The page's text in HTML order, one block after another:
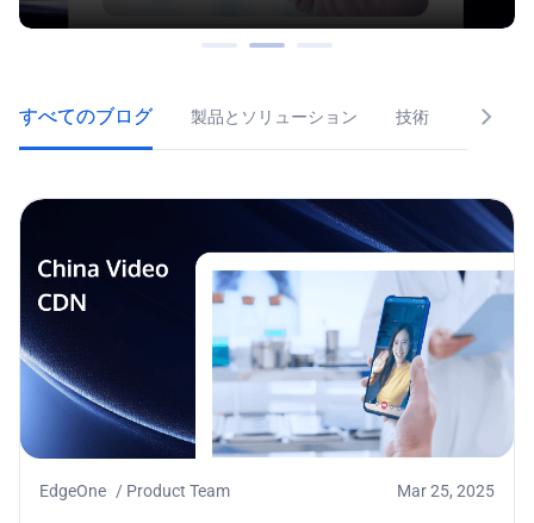
すべてのブログ 製品とソリューション 技術 チュー
EdgeOne / Product Team Mar 25, 2025